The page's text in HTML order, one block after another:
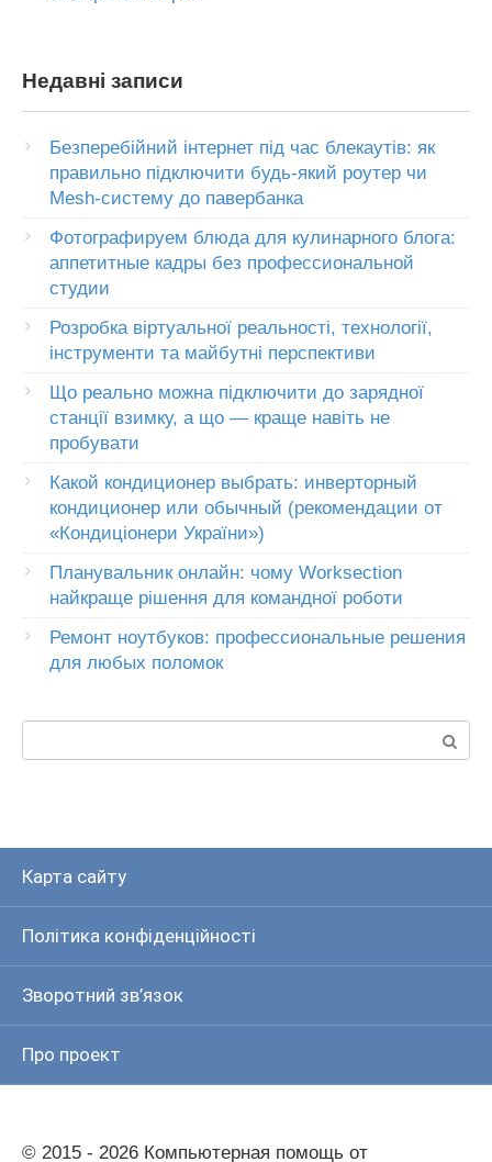
Недавні записи
Безперебійний інтернет під час блекаутів: як
правильно підключити будь-який роутер чи
Mesh-систему до павербанка
Фотографируем блюда для кулинарного блога:
аппетитные кадры без профессиональной
студии
Розробка віртуальної реальності, технології,
інструменти та майбутні перспективи
Що реально можна підключити до зарядної
станції взимку, а що — краще навіть не
пробувати
Какой кондиционер выбрать: инверторный
кондиционер или обычный (рекомендации от
«Кондиціонери України»)
Планувальник онлайн: чому Worksection
найкраще рішення для командної роботи
Ремонт ноутбуков: профессиональные решения
для любых поломок
Карта сайту
Політика конфіденційності
Зворотний зв’язок
Про проект
© 2015 - 2026 Компьютерная помощь от